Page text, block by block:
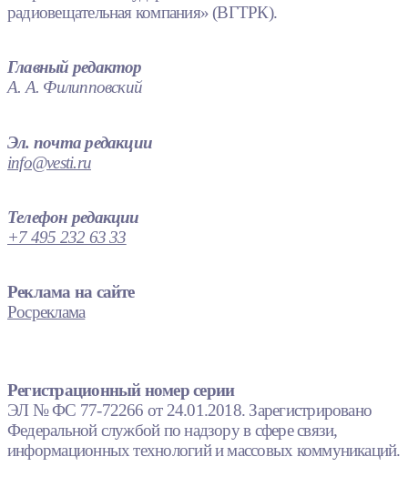
радиовещательная компания» (ВГТРК).
Главный редактор
А. А. Филипповский
Эл. почта редакции
info@vesti.ru
Телефон редакции
+7 495 232 63 33
Реклама на сайте
Росреклама
Регистрационный номер серии
ЭЛ № ФС 77-72266 от 24.01.2018. Зарегистрировано
Федеральной службой по надзору в сфере связи,
информационных технологий и массовых коммуникаций.